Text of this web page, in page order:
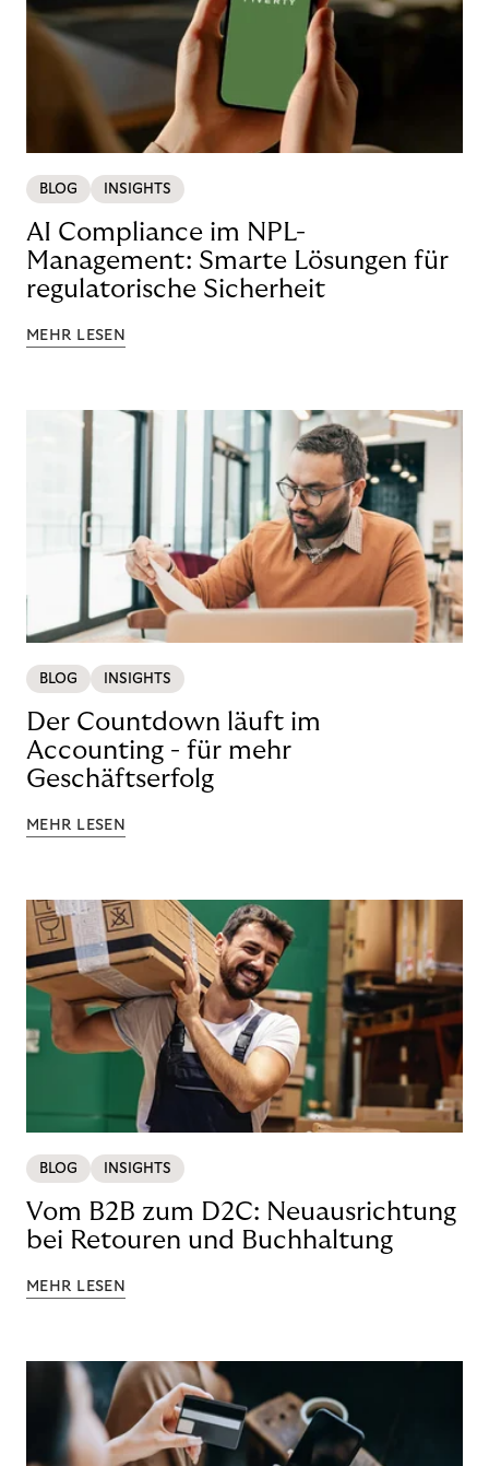
BLOG INSIGHTS
AI Compliance im NPL-
Management: Smarte Lösungen für
regulatorische Sicherheit
MEHR LESEN
BLOG INSIGHTS
Der Countdown läuft im
Accounting - für mehr
Geschäftserfolg
MEHR LESEN
BLOG INSIGHTS
Vom B2B zum D2C: Neuausrichtung
bei Retouren und Buchhaltung
MEHR LESEN